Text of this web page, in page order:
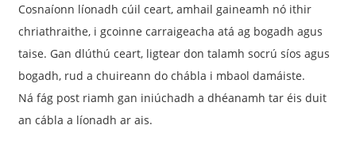
Cosnaíonn líonadh cúil ceart, amhail gaineamh nó ithir
chriathraithe, i gcoinne carraigeacha atá ag bogadh agus
taise. Gan dlúthú ceart, ligtear don talamh socrú síos agus
bogadh, rud a chuireann do chábla i mbaol damáiste.
Ná fág post riamh gan iniúchadh a dhéanamh tar éis duit
an cábla a líonadh ar ais.